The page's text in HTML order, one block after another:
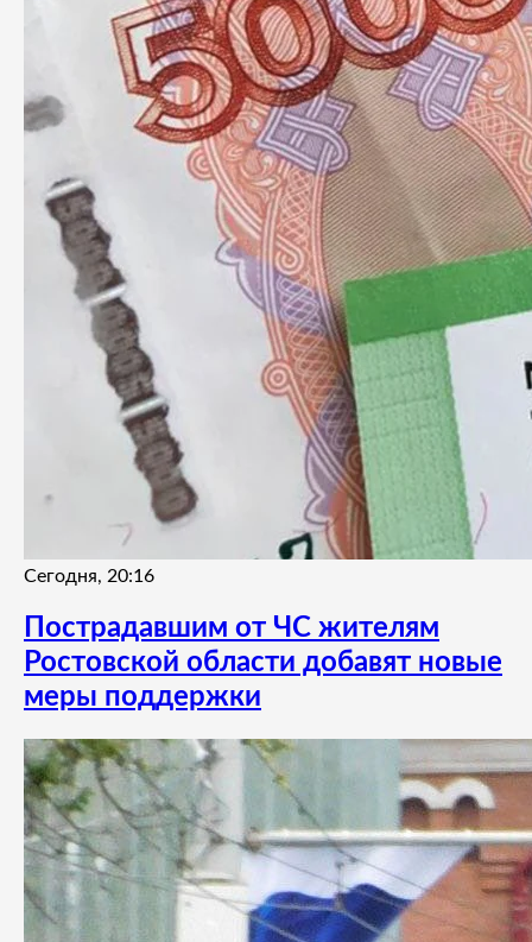
Сегодня, 20:16
Пострадавшим от ЧС жителям
Ростовской области добавят новые
меры поддержки